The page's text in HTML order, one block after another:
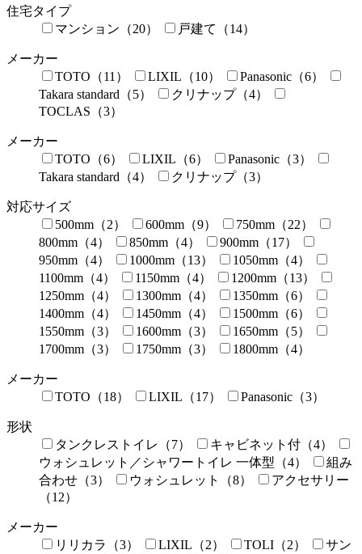
住宅タイプ
マンション（20）
戸建て（14）
メーカー
TOTO（11）
LIXIL（10）
Panasonic（6）
Takara standard（5）
クリナップ（4）
TOCLAS（3）
メーカー
TOTO（6）
LIXIL（6）
Panasonic（3）
Takara standard（4）
クリナップ（3）
対応サイズ
500mm（2）
600mm（9）
750mm（22）
800mm（4）
850mm（4）
900mm（17）
950mm（4）
1000mm（13）
1050mm（4）
1100mm（4）
1150mm（4）
1200mm（13）
1250mm（4）
1300mm（4）
1350mm（6）
1400mm（4）
1450mm（4）
1500mm（6）
1550mm（3）
1600mm（3）
1650mm（5）
1700mm（3）
1750mm（3） 1800mm（4）
メーカー
TOTO（18）
LIXIL（17） Panasonic（3）
形状
タンクレストイレ（7）
キャビネット付（4）
ウォシュレット／シャワートイレ 一体型（4）
組み
合わせ（3）
ウォシュレット（8）
アクセサリー
（12）
メーカー
リリカラ（3）
LIXIL（2） TOLI（2）
サン